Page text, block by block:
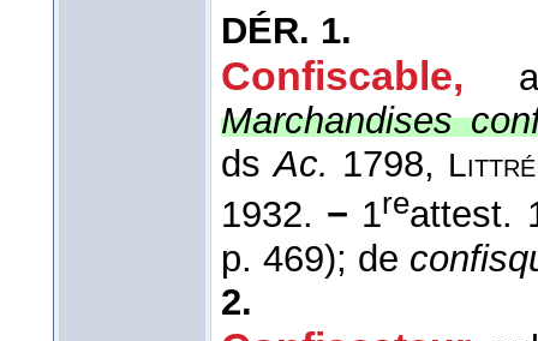
DÉR. 1.
Confiscable,
Marchandises
dsAc. 1798, Littré
1932. − 1reattest.
p. 469); de
2.